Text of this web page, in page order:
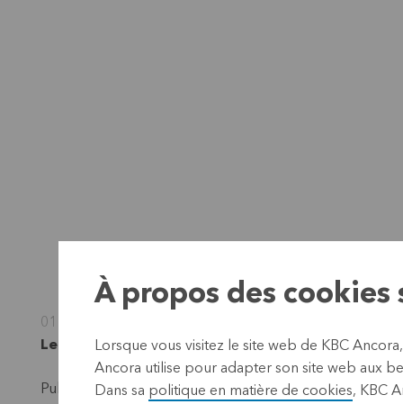
01 octobre 2025
Leuven, 1 oktober 2025 (17.40 CEST)
Publication conformément aux exigences de la loi sur
À propos des cookies
Lorsque vous visitez le site web de KBC
Ancora utilise pour adapter son site web aux
Dans sa politique en matière de cookies, KBC